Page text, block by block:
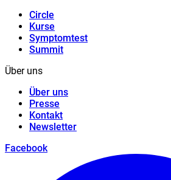
Circle
Kurse
Symptomtest
Summit
Über uns
Über uns
Presse
Kontakt
Newsletter
Facebook